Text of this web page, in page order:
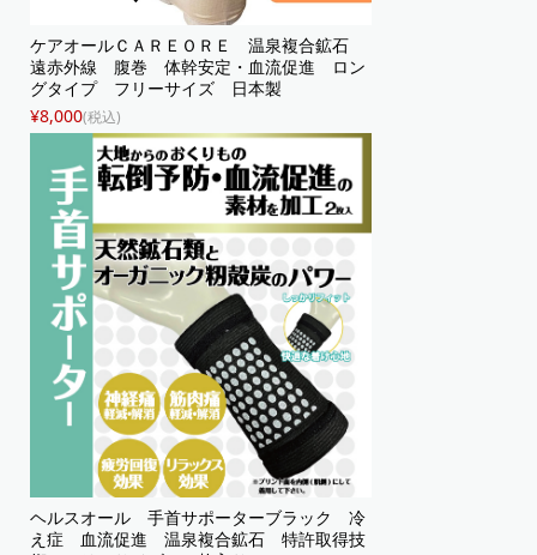
ケアオールＣＡＲＥＯＲＥ 温泉複合鉱石
遠赤外線 腹巻 体幹安定・血流促進 ロン
グタイプ フリーサイズ 日本製
¥8,000(税込)
ヘルスオール 手首サポーターブラック 冷
え症 血流促進 温泉複合鉱石 特許取得技